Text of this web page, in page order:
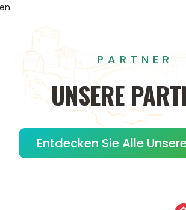
PARTNER
UNSERE
Entdecken Sie Alle